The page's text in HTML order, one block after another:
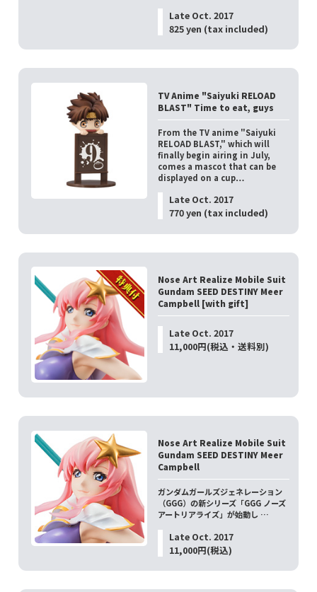
Late Oct. 2017
825 yen (tax included)
TV Anime "Saiyuki RELOAD
BLAST" Time to eat, guys
From the TV anime "Saiyuki
RELOAD BLAST," which will
finally begin airing in July,
comes a mascot that can be
displayed on a cup…
Late Oct. 2017
770 yen (tax included)
Nose Art Realize Mobile Suit
Gundam SEED DESTINY Meer
Campbell [with gift]
Late Oct. 2017
11,000円(税込・送料別)
Nose Art Realize Mobile Suit
Gundam SEED DESTINY Meer
Campbell
ガンダムガールズジェネレーション
（GGG）の新シリーズ「GGG ノーズ
アートリアライズ」が始動し …
Late Oct. 2017
11,000円(税込)